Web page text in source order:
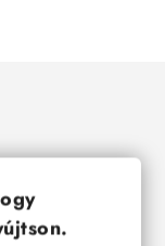
és tartós
amelyek